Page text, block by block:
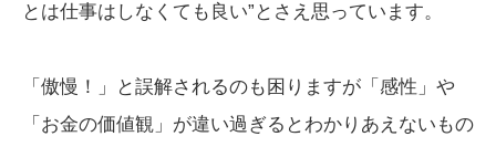
とは仕事はしなくても良い”とさえ思っています。
「傲慢！」と誤解されるのも困りますが「感性」や
「お金の価値観」が違い過ぎるとわかりあえないもの